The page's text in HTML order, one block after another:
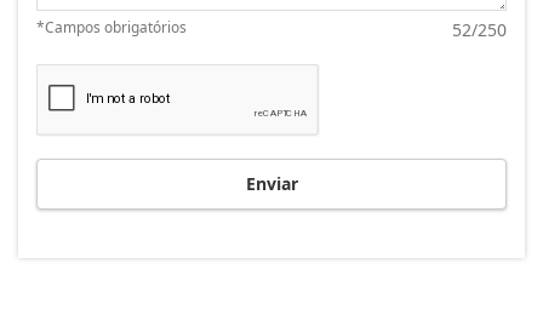
52/250
*Campos obrigatórios
Enviar